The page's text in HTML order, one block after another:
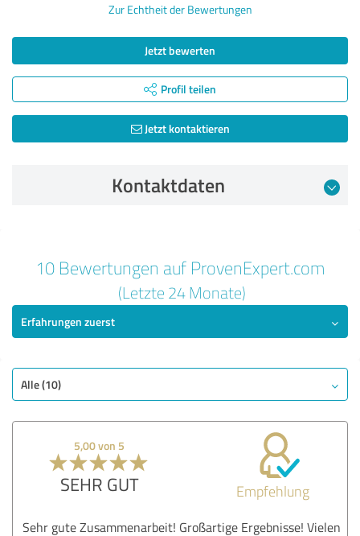
Zur Echtheit der Bewertungen
Jetzt bewerten
Profil teilen
Jetzt kontaktieren
Kontaktdaten
SEHR GUT
Nutzen
Leistungen
Umsetzung
Beratung
Bewertung anzeigen
10 Bewertungen auf ProvenExpert.com
(Letzte 24 Monate)
Erfahrungen zuerst
Alle (10)
5,00 von 5
SEHR GUT Empfehlung
Sehr gute Zusammenarbeit! Großartige Ergebnisse! Vielen